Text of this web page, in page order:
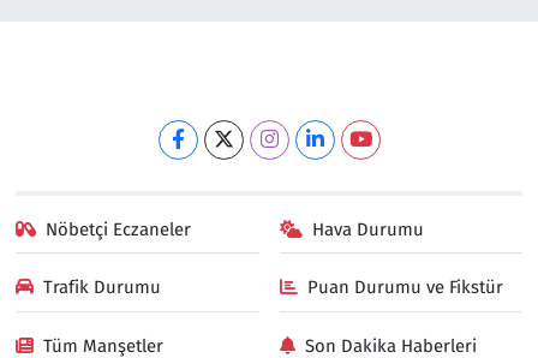
Nöbetçi Eczaneler Hava Durumu
Trafik Durumu Puan Durumu ve Fikstür
Tüm Manşetler Son Dakika Haberleri